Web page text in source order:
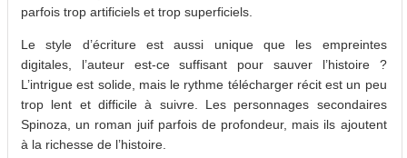
parfois trop artificiels et trop superficiels.
Le style d’écriture est aussi unique que les empreintes
digitales, l’auteur est-ce suffisant pour sauver l’histoire ?
L’intrigue est solide, mais le rythme télécharger récit est un peu
trop lent et difficile à suivre. Les personnages secondaires
Spinoza, un roman juif parfois de profondeur, mais ils ajoutent
à la richesse de l’histoire.